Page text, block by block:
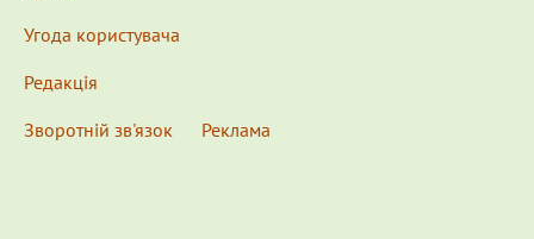
Угода користувача
Редакція
Зворотній зв'язок
Реклама